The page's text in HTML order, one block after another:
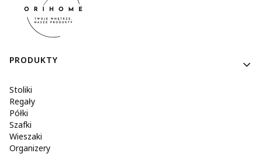
Linki w stopce
PRODUKTY
Stoliki
Regały
Półki
Szafki
Wieszaki
Organizery